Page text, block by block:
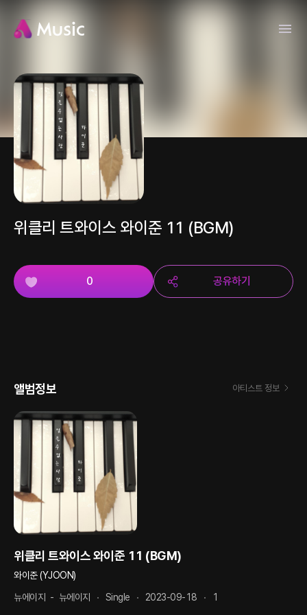
위클리 트와이스 와이준 11 (BGM)
0 공유하기
앨범정보 아티스트 정보
위클리 트와이스 와이준 11 (BGM)
와이준 (YJOON)
뉴에이지
- 뉴에이지 Single 2023-09-18 1